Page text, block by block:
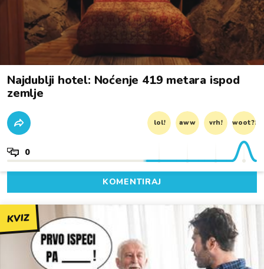
Najdublji hotel: Noćenje 419 metara ispod
zemlje
lol! aww vrh! woot?!
0
KOMENTIRAJ
KVIZ